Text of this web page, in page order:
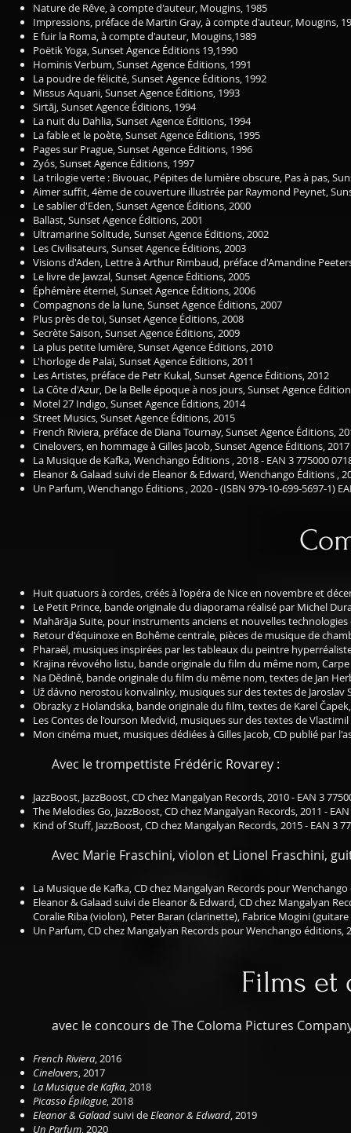
Nature de Rêve, à compte d'auteur, Mougins, 1985
Impressions, préface de Martin Gray, à compte d'auteur, Mougins,
E fuir la Roma, à compte d'auteur, Mougins,1989
Poëtik Yoga, Sunset Agence Éditions 19,1990
Hominis Verbum, Sunset Agence Éditions, 1991
La poudre de félicité, Sunset Agence Éditions, 1992
Missus Aquarii, Sunset Agence Éditions, 1993
Sirtāj, Sunset Agence Éditions, 1994
La nuit du Dahlia, Sunset Agence Éditions, 1994
La fable et le poète, Sunset Agence Éditions, 1995
Pages sur Prague, Sunset Agence Éditions, 1996
Zyós, Sunset Agence Éditions, 1997
La trilogie verte : Bivouac, Pépites de lumière obscure, Pas à pas,
Aimer suffit, 4ème de couverture illustrée par Raymond Peynet,
Le sablier d'Eden, Sunset Agence Éditions, 2000
Ballast, Sunset Agence Éditions, 2001
Ultramarine Solitude, Sunset Agence Éditions, 2002
Les Civilisateurs, Sunset Agence Éditions, 2003
Visions d'Aden, Lettre à Arthur Rimbaud, préface d'Amandine
Le livre de Jawzal, Sunset Agence Éditions, 2005
Éphémère éternel, Sunset Agence Éditions, 2006
Compagnons de la lune, Sunset Agence Éditions, 2007
Plus près de toi, Sunset Agence Éditions, 2008
Secrète Saison, Sunset Agence Éditions, 2009
La plus petite lumière, Sunset Agence Éditions, 2010
L'horloge de Palaï, Sunset Agence Éditions, 2011
Les Artistes, préface de Petr Kukal, Sunset Agence Éditions, 2012
La Côte d'Azur, De la Belle époque à nos jours, Sunset Agence
Motel 27 Indigo, Sunset Agence Éditions, 2014
Street Musics, Sunset Agence Éditions, 2015
French Riviera, préface de Diana Tournay, Sunset Agence Éditions,
Cinelovers, en hommage à Gilles Jacob, Sunset Agence Éditions, 2017
La Musique de Kafka, Wenchango Éditions , 2018 - EAN 3 775000
Eleanor & Galaad suivi de Eleanor & Edward, Wenchango Éditions ,
Un Parfum, Wenchango Éditions , 2020 - (ISBN 979-10-699-5697-1)
Huit quatuors à cordes, créés à l'opéra de Nice en novembre et
Le Petit Prince, bande originale du diaporama réalisé par Michel
Mahārāja Suite, pour instruments anciens et nouvelles
Retour d'équinoxe en Bohême centrale, pièces de musique de
Pharaël, musiques inspirées par les tableaux du peintre
Krajina révového listu, bande originale du film du même nom,
Na Dědině, bande originale du film du même nom, textes de Jan
Už dávno nerostou konvalinky, musiques sur des textes de
Obrazky z Holandska, bande originale du film, textes de Karel
Les Contes de l'ourson Medvid, musiques sur des textes de
Mon cinéma muet, musiques dédiées à Gilles Jacob, CD publié par
Avec le trompettiste Frédéric Rovarey :
JazzBoost, JazzBoost, CD chez Mangalyan Records, 2010 - EAN 3
The Melodies Go, JazzBoost, CD chez Mangalyan Records, 2011 -
Kind of Stuff, JazzBoost, CD chez Mangalyan Records, 2015 - EAN 3
Avec Marie Fraschini, violon et Lionel Fraschini,
La Musique de Kafka, CD chez Mangalyan Records pour
Eleanor & Galaad suivi de Eleanor & Edward, CD chez Mangalyan
Coralie Riba (violon), Peter Baran (clarinette), Fabrice Mogini
Un Parfum, CD chez Mangalyan Records pour Wenchango éditions,
Films et
avec le concours de The Coloma Pictures
French Riviera, 2016
Cinelovers, 2017
La Musique de Kafka, 2018
Picasso Épilogue, 2018
Eleanor & Galaadsuivi deEleanor & Edward, 2019
Un Parfum, 2020